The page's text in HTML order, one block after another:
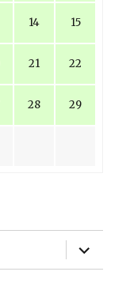
14 15
21 22
28 29
サ
ブ
メ